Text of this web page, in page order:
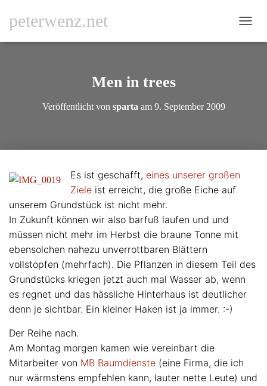
peterwenz.net
A
Men in trees
Veröffentlicht von sparta am 9. September 2009
Es ist geschafft, eines unserer großen
Ziele ist erreicht, die große Eiche auf
unserem Grundstück ist nicht mehr.
In Zukunft können wir also barfuß laufen und und
müssen nicht mehr im Herbst die braune Tonne mit
ebensolchen nahezu unverrottbaren Blättern
vollstopfen (mehrfach). Die Pflanzen in diesem Teil des
Grundstücks kriegen jetzt auch mal Wasser ab, wenn
es regnet und das hässliche Hinterhaus ist deutlicher
denn je sichtbar. Ein kleiner Haken ist ja immer. :-)
Der Reihe nach.
Am Montag morgen kamen wie vereinbart die
Mitarbeiter von MB Baumdienste (eine Firma, die ich
nur wärmstens empfehlen kann, lauter nette Leute) und